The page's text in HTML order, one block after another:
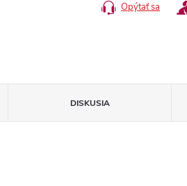
Opýtať sa
DISKUSIA